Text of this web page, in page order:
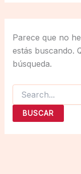
Parece que no
estás buscando.
búsqueda.
Buscar
por: